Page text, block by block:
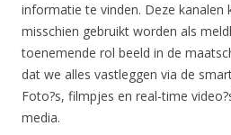
informatie te vinden. Deze kanalen
misschien gebruikt worden als
toenemende rol beeld in de
dat we alles vastleggen via de
Foto?s, filmpjes en real-time
media.